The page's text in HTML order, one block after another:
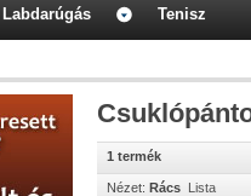
Labdarúgás Tenisz
1 termék
Nézet: Rács Lista